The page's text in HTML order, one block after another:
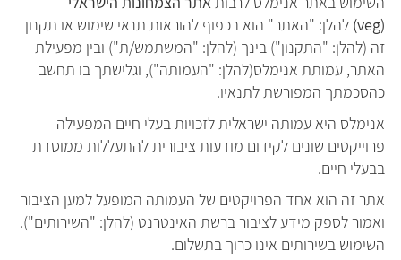
(veg)
להלן: "האתר" הוא בכפוף להוראות תנאי שימוש או תקנון
זה (להלן: "התקנון") בינך (להלן: "המשתמש/ת") ובין מפעילת
האתר, עמותת אנימלס(להלן: "העמותה"), וגלישתך בו תחשב
כהסכמתך המפורשת לתנאיו.
אנימלס היא עמותה ישראלית לזכויות בעלי חיים המפעילה
פרוייקטים שונים לקידום מודעות ציבורית להתעללות ממוסדת
בבעלי חיים.
אתר זה הוא אחד הפרויקטים של העמותה המופעל למען הציבור
ואמור לספק מידע לציבור ברשת האינטרנט (להלן: "השירותים").
השימוש בשירותים אינו כרוך בתשלום.